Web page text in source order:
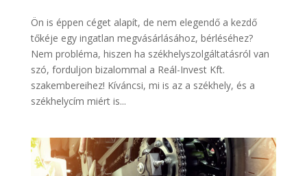
Ön is éppen céget alapít, de nem elegendő a kezdő
tőkéje egy ingatlan megvásárlásához, bérléséhez?
Nem probléma, hiszen ha székhelyszolgáltatásról van
szó, forduljon bizalommal a Reál-Invest Kft.
szakembereihez! Kíváncsi, mi is az a székhely, és a
székhelycím miért is...